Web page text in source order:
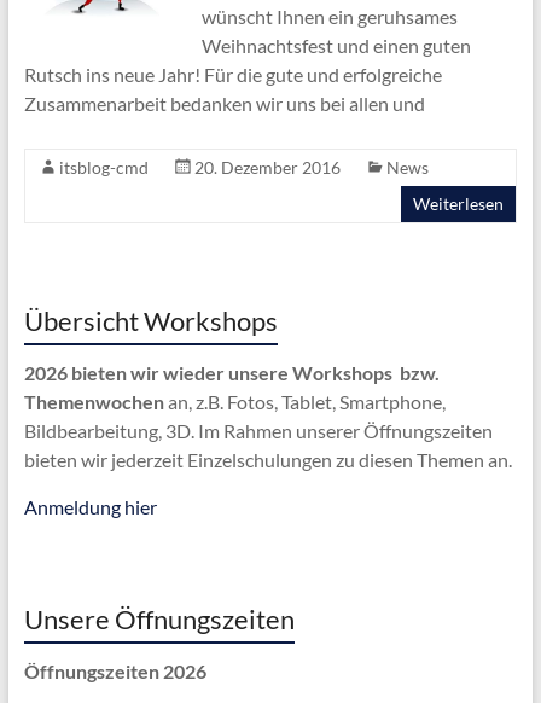
wünscht Ihnen ein geruhsames
Weihnachtsfest und einen guten
Rutsch ins neue Jahr! Für die gute und erfolgreiche
Zusammenarbeit bedanken wir uns bei allen und
itsblog-cmd 20. Dezember 2016
News
Weiterlesen
Übersicht Workshops
2026 bieten wir wieder unsere Workshops bzw.
Themenwochenan, z.B. Fotos, Tablet, Smartphone,
Bildbearbeitung, 3D. Im Rahmen unserer Öffnungszeiten
bieten wir jederzeit Einzelschulungen zu diesen Themen an.
Anmeldung hier
Unsere Öffnungszeiten
Öffnungszeiten 2026